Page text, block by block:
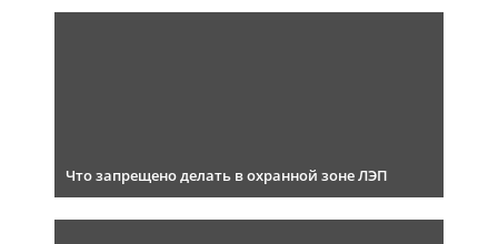
Что запрещено делать в охранной зоне ЛЭП